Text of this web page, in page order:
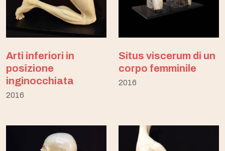
Arti inferiori in
posizione
inginocchiata
2016
Situs viscerum di un
corpo femminile
2016